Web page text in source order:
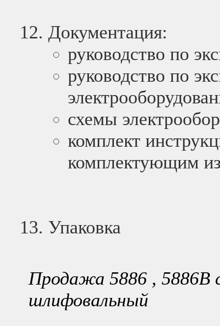
Документация:
руководство по
руководство по
схемы
комплект
комплектующим
Упаковка
Продажа 5886 , 5886В
шлифовальный